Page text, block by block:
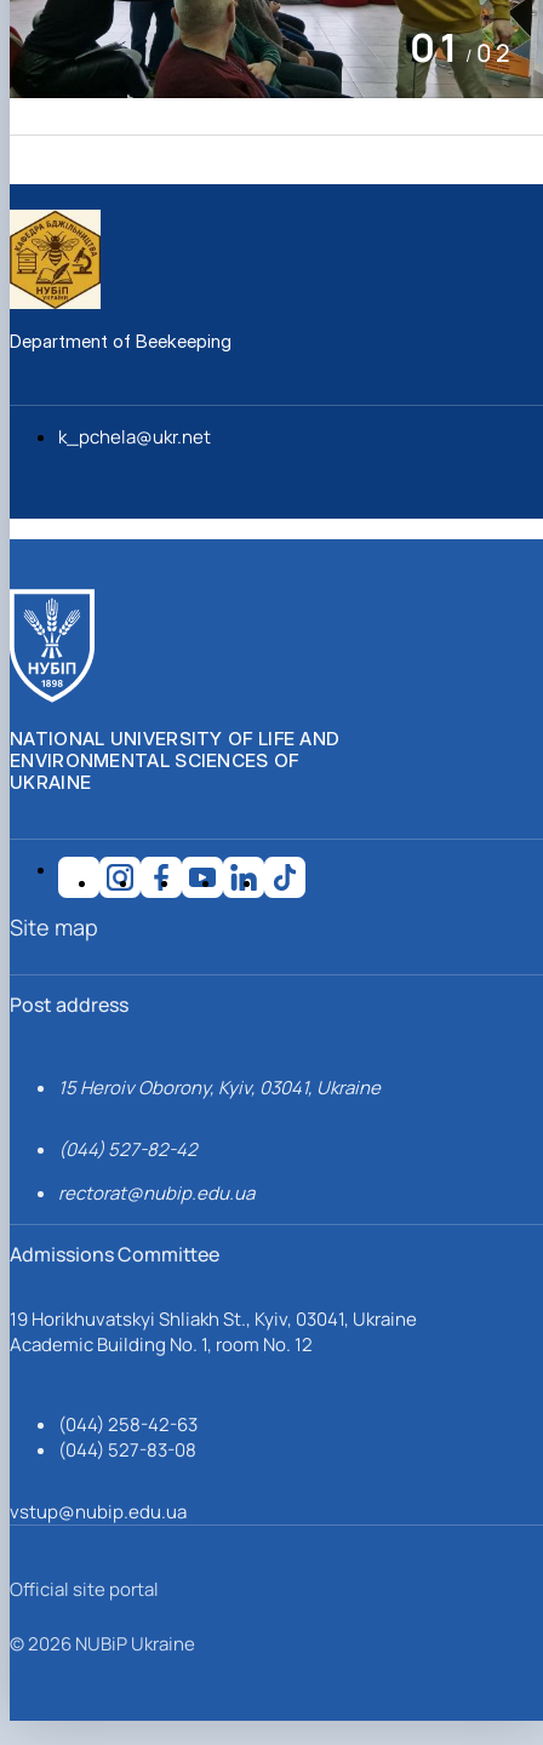
02 / 02
Department of Beekeeping
k_pchela@ukr.net
NATIONAL UNIVERSITY OF LIFE AND
ENVIRONMENTAL SCIENCES OF
UKRAINE
Post address
15 Heroiv Oborony, Kyiv, 03041, Ukraine
(044) 527-82-42
rectorat@nubip.edu.ua
Admissions Committee
19 Horikhuvatskyi Shliakh St., Kyiv, 03041, Ukraine
Academic Building No. 1, room No. 12
(044) 258-42-63
(044) 527-83-08
vstup@nubip.edu.ua
Site map
Official site portal
© 2026 NUBiP Ukraine